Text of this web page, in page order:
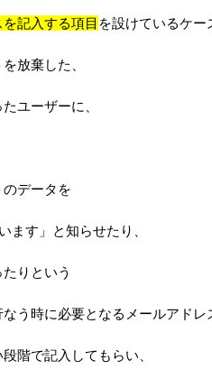
記入する項目 を設けているケー
放棄した、
ユーザーに、
データを
ます」と知らせたり、
りという
う時に必要となるメールアドレ
階で記入してもらい、